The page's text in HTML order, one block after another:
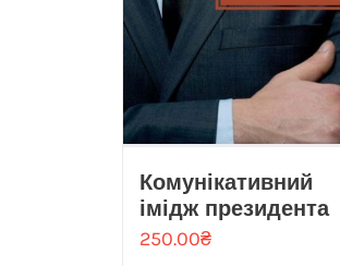
Комунікативний
імідж президента
250.00₴